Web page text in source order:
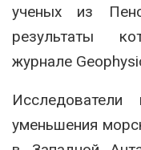
ученых из
результаты
журнале
Исследователи
уменьшения